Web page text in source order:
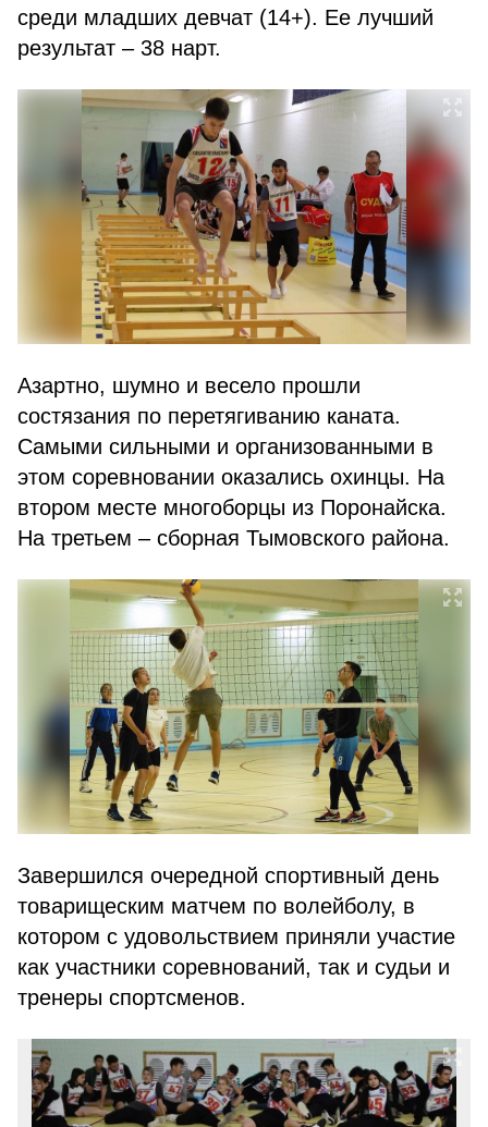
среди младших девчат (14+). Ее лучший
результат – 38 нарт.
Азартно, шумно и весело прошли
состязания по перетягиванию каната.
Самыми сильными и организованными в
этом соревновании оказались охинцы. На
втором месте многоборцы из Поронайска.
На третьем – сборная Тымовского района.
Завершился очередной спортивный день
товарищеским матчем по волейболу, в
котором с удовольствием приняли участие
как участники соревнований, так и судьи и
тренеры спортсменов.